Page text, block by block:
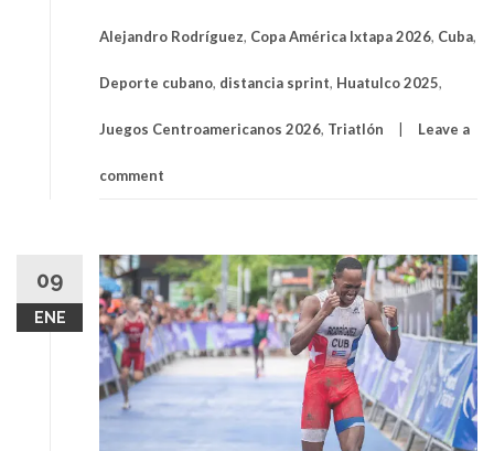
Alejandro Rodríguez, Copa América Ixtapa 2026, Cuba,
Deporte cubano, distancia sprint, Huatulco 2025,
Juegos Centroamericanos 2026, Triatlón Leave a
comment
09
ENE